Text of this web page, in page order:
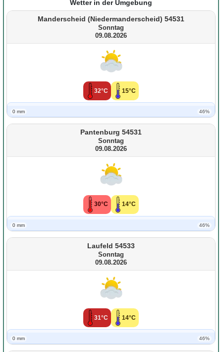
Wetter in der Umgebung
Manderscheid (Niedermanderscheid) 54531
Sonntag
09.08.2026
32°C 15°C
0 mm 46%
Pantenburg 54531
Sonntag
09.08.2026
30°C 14°C
0 mm 46%
Laufeld 54533
Sonntag
09.08.2026
31°C 14°C
0 mm 46%